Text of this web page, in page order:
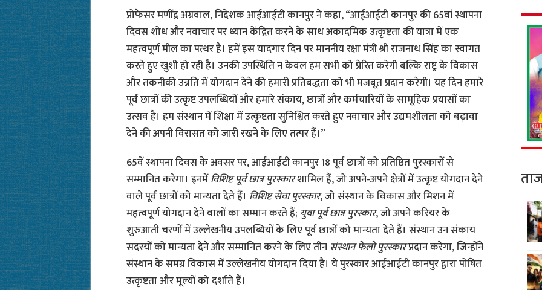
प्रोफेसर मणींद्र अग्रवाल, निदेशक आईआईटी कानपुर ने कहा, “आईआईटी कानपुर की 65वां स्थापना
दिवस शोध और नवाचार पर ध्यान केंद्रित करने के साथ अकादमिक उत्कृष्टता की यात्रा में एक
महत्वपूर्ण मील का पत्थर है। हमें इस यादगार दिन पर माननीय रक्षा मंत्री श्री राजनाथ सिंह का स्वागत
करते हुए खुशी हो रही है। उनकी उपस्थिति न केवल हम सभी को प्रेरित करेगी बल्कि राष्ट्र के विकास
और तकनीकी उन्नति में योगदान देने की हमारी प्रतिबद्धता को भी मजबूत प्रदान करेगी। यह दिन हमारे
पूर्व छात्रों की उत्कृष्ट उपलब्धियों और हमारे संकाय, छात्रों और कर्मचारियों के सामूहिक प्रयासों का
उत्सव है। हम संस्थान में शिक्षा में उत्कृष्टता सुनिश्चित करते हुए नवाचार और उद्यमशीलता को बढ़ावा
देने की अपनी विरासत को जारी रखने के लिए तत्पर हैं।”
65वें स्थापना दिवस के अवसर पर, आईआईटी कानपुर 18 पूर्व छात्रों को प्रतिष्ठित पुरस्कारों से
सम्मानित करेगा। इनमेंविशिष्ट पूर्व छात्र पुरस्कारशामिल हैं, जो अपने-अपने क्षेत्रों में उत्कृष्ट योगदान देने
वाले पूर्व छात्रों को मान्यता देते हैं। विशिष्ट सेवा पुरस्कार, जो संस्थान के विकास और मिशन में
महत्वपूर्ण योगदान देने वालों का सम्मान करते हैं; युवा पूर्व छात्र पुरस्कार, जो अपने करियर के
शुरुआती चरणों में उल्लेखनीय उपलब्धियों के लिए पूर्व छात्रों को मान्यता देते हैं। संस्थान उन संकाय
सदस्यों को मान्यता देने और सम्मानित करने के लिए तीनसंस्थान फेलो पुरस्कारप्रदान करेगा, जिन्होंने
संस्थान के समग्र विकास में उल्लेखनीय योगदान दिया है। ये पुरस्कार आईआईटी कानपुर द्वारा पोषित
उत्कृष्टता और मूल्यों को दर्शाते हैं।